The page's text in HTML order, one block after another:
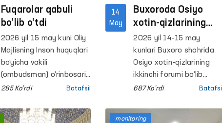
qator yopiq
muassasalarga
monitoring tashriflari
amalga oshirildi.
Fuqarolar qabuli
bo‘lib o‘tdi
2026 yil 15 may kuni Oliy
Majlisning Inson huquqlari
bo‘yicha vakili
(ombudsman) o‘rinbosari
B.Narimanov tomonidan
qabuli o‘tkazildi.
285 Ko'rdi Batafsil
14
May
Buxoroda Osiyo
xotin-qizlarining
ikkinchi forumi
bo‘lib o‘tmoqda
2026 yil 14–15 may
kunlari Buxoro shahrida
Osiyo xotin-qizlarining
ikkinchi forumi bo‘lib
o‘tmoqda.
687 Ko'rdi Batafsil
monitoring